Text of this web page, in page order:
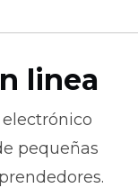
linea
pequeñas